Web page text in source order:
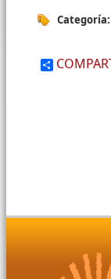
Categoría: